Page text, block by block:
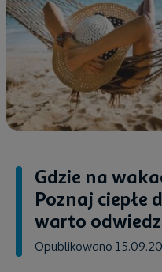
Gdzie na
Poznaj ciepłe
warto
Opublikowano